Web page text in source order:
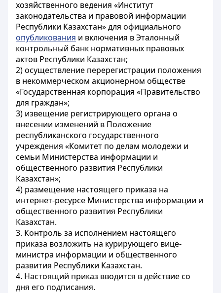
хозяйственного ведения «Институт
законодательства и правовой информации
Республики Казахстан» для официального
опубликования и включения в Эталонный
контрольный банк нормативных правовых
актов Республики Казахстан;
2) осуществление перерегистрации положения
в некоммерческом акционерном обществе
«Государственная корпорация «Правительство
для граждан»;
3) извещение регистрирующего органа о
внесении изменений в Положение
республиканского государственного
учреждения «Комитет по делам молодежи и
семьи Министерства информации и
общественного развития Республики
Казахстан»;
4) размещение настоящего приказа на
интернет-ресурсе Министерства информации и
общественного развития Республики
Казахстан.
3. Контроль за исполнением настоящего
приказа возложить на курирующего вице-
министра информации и общественного
развития Республики Казахстан.
4. Настоящий приказ вводится в действие со
дня его подписания.